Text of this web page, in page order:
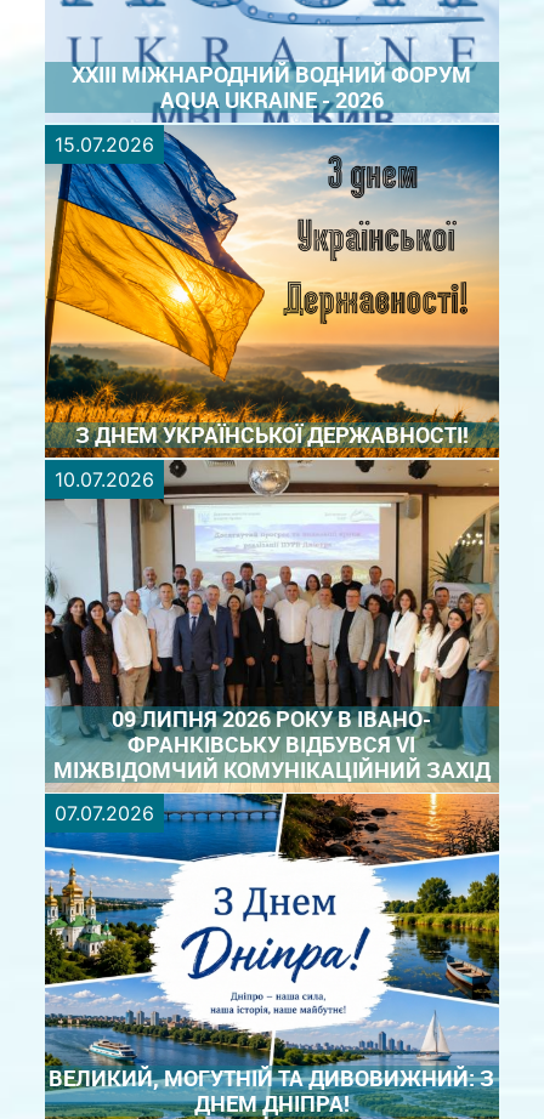
XXIII МІЖНАРОДНИЙ ВОДНИЙ ФОРУМ
AQUA UKRAINE - 2026
Всі дороги водного сектору ведуть до AQUA
UKRAINE! Організатор: - ТОВ «КИЇВ ГЛОБАЛ
ЕКСПО» AQUA UKRAINE – це схвалений UFI
щорічний Міжнародний водний форум, який
проводиться за Розпорядженням Кабінету
Міністрів України з метою впровадження світових
...
ДЕТАЛЬНІШЕ
15.07.2026
З ДНЕМ УКРАЇНСЬКОЇ ДЕРЖАВНОСТІ!
З Днем Української Державності! 15 липня Україна
відзначає День Української Державності — свято,
що нагадує про понад тисячолітню історію нашого
державотворення, духовне коріння та незламність
українського народу. Ми пишаємося минулим, ...
ДЕТАЛЬНІШЕ
10.07.2026
09 ЛИПНЯ 2026 РОКУ В ІВАНО-
ФРАНКІВСЬКУ ВІДБУВСЯ VІ
МІЖВІДОМЧИЙ КОМУНІКАЦІЙНИЙ ЗАХІД
9 липня 2026 року заступник начальника
Басейнового управління водних ресурсів
Нижнього Дніпра Тетяна Кунафіна взяла участь у
VI Міжвідомчому комунікаційному заході щодо
прогресу реалізації планів управління річковими
басейнами. Зустріч відбулася ...
ДЕТАЛЬНІШЕ
07.07.2026
ВЕЛИКИЙ, МОГУТНІЙ ТА ДИВОВИЖНИЙ: З
ДНЕМ ДНІПРА!